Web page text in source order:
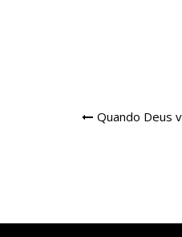
Quando Deus